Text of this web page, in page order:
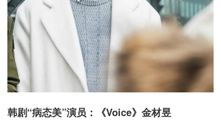
韩剧“病态美”演员：《Voice》金材昱